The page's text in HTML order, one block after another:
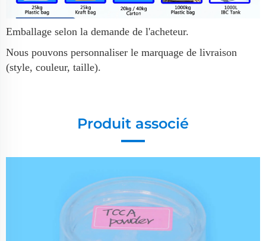
Emballage selon la demande de l'acheteur.
Nous pouvons personnaliser le marquage de livraison
(style, couleur, taille).
Produit associé